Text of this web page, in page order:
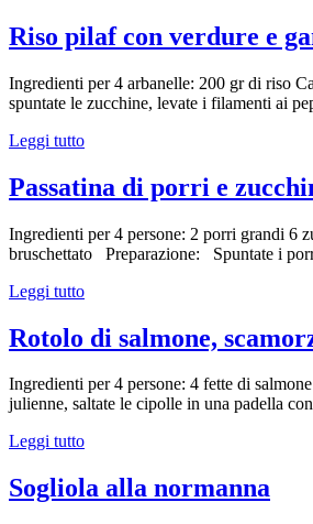
Riso pilaf con verdure e
Ingredienti per 4 arbanelle: 200 gr di riso
spuntate le zucchine, levate i filamenti ai
Leggi tutto
Passatina di porri e
Ingredienti per 4 persone: 2 porri grandi 6
bruschettato Preparazione: Spuntate i
Leggi tutto
Rotolo di salmone,
Ingredienti per 4 persone: 4 fette di
julienne, saltate le cipolle in una padella
Leggi tutto
Sogliola alla normanna